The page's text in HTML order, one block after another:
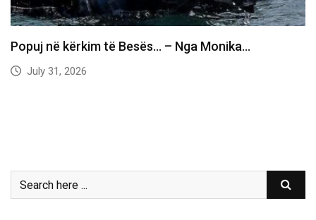
Popuj në kërkim të Besës… – Nga Monika…
July 31, 2026